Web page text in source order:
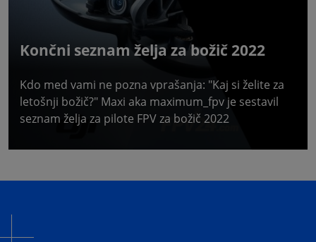
Končni seznam želja za božič 2022
Kdo med vami ne pozna vprašanja: "Kaj si želite za
letošnji božič?" Maxi aka maximum_fpv je sestavil
seznam želja za pilote FPV za božič 2022